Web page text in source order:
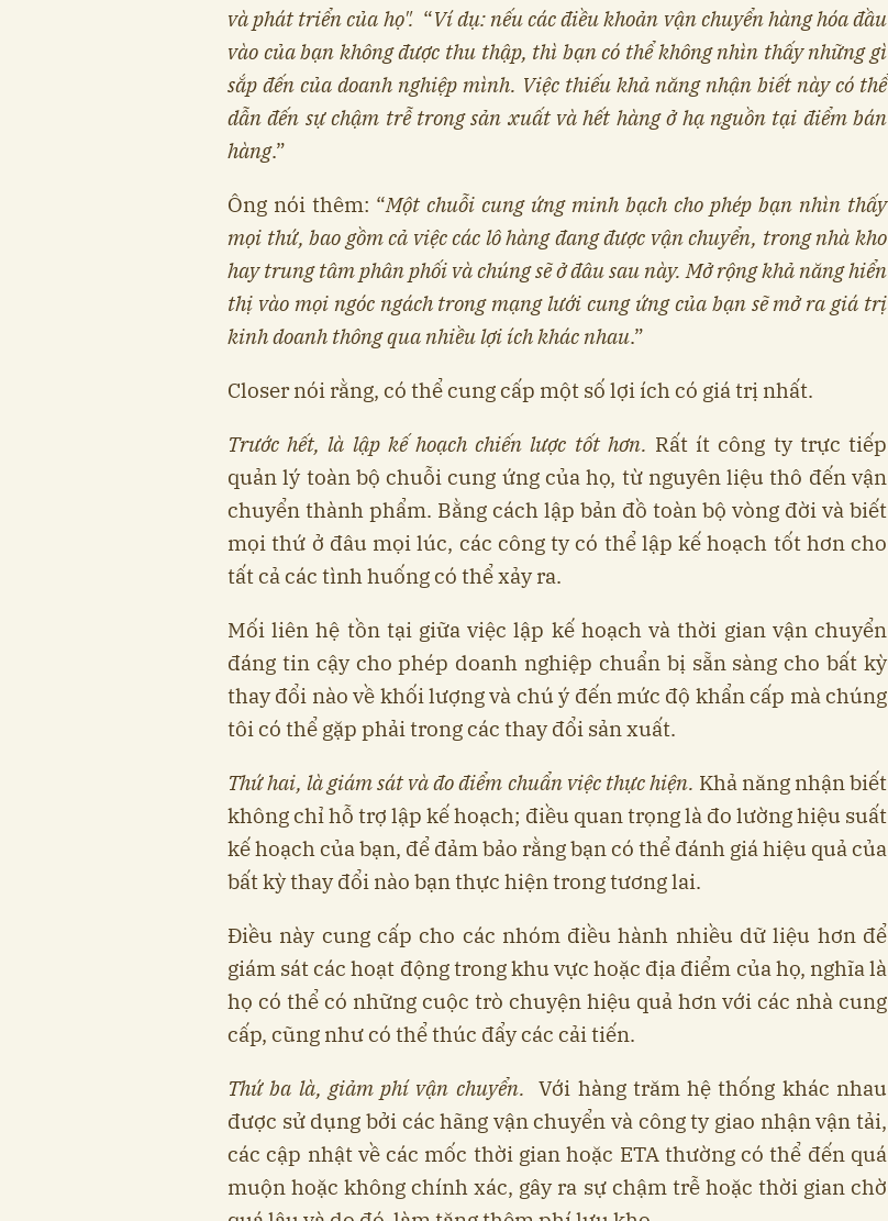
và phát triển của họ". “Ví dụ: nếu các điều khoản vận chuyển hàng hóa đầu
vào của bạn không được thu thập, thì bạn có thể không nhìn thấy những gì
sắp đến của doanh nghiệp mình. Việc thiếu khả năng nhận biết này có thể
dẫn đến sự chậm trễ trong sản xuất và hết hàng ở hạ nguồn tại điểm bán
hàng.”
Ông nói thêm: “Một chuỗi cung ứng minh bạch cho phép bạn nhìn thấy
mọi thứ, bao gồm cả việc các lô hàng đang được vận chuyển, trong nhà kho
hay trung tâm phân phối và chúng sẽ ở đâu sau này. Mở rộng khả năng hiển
thị vào mọi ngóc ngách trong mạng lưới cung ứng của bạn sẽ mở ra giá trị
kinh doanh thông qua nhiều lợi ích khác nhau.”
Closer nói rằng, có thể cung cấp một số lợi ích có giá trị nhất.
Trước hết, là lập kế hoạch chiến lược tốt hơn. Rất ít công ty trực tiếp
quản lý toàn bộ chuỗi cung ứng của họ, từ nguyên liệu thô đến vận
chuyển thành phẩm. Bằng cách lập bản đồ toàn bộ vòng đời và biết
mọi thứ ở đâu mọi lúc, các công ty có thể lập kế hoạch tốt hơn cho
tất cả các tình huống có thể xảy ra.
Mối liên hệ tồn tại giữa việc lập kế hoạch và thời gian vận chuyển
đáng tin cậy cho phép doanh nghiệp chuẩn bị sẵn sàng cho bất kỳ
thay đổi nào về khối lượng và chú ý đến mức độ khẩn cấp mà chúng
tôi có thể gặp phải trong các thay đổi sản xuất.
Thứ hai, là giám sát và đo điểm chuẩn việc thực hiện. Khả năng nhận biết
không chỉ hỗ trợ lập kế hoạch; điều quan trọng là đo lường hiệu suất
kế hoạch của bạn, để đảm bảo rằng bạn có thể đánh giá hiệu quả của
bất kỳ thay đổi nào bạn thực hiện trong tương lai.
Điều này cung cấp cho các nhóm điều hành nhiều dữ liệu hơn để
giám sát các hoạt động trong khu vực hoặc địa điểm của họ, nghĩa là
họ có thể có những cuộc trò chuyện hiệu quả hơn với các nhà cung
cấp, cũng như có thể thúc đẩy các cải tiến.
Thứ ba là, giảm phí vận chuyển. Với hàng trăm hệ thống khác nhau
được sử dụng bởi các hãng vận chuyển và công ty giao nhận vận tải,
các cập nhật về các mốc thời gian hoặc ETA thường có thể đến quá
muộn hoặc không chính xác, gây ra sự chậm trễ hoặc thời gian chờ